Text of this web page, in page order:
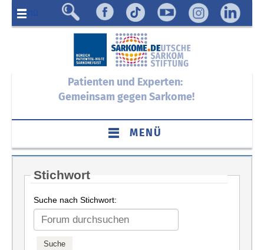
Menü
Patienten und Experten:
Gemeinsam gegen Sarkome!
MENÜ
Stichwort
Suche nach Stichwort: